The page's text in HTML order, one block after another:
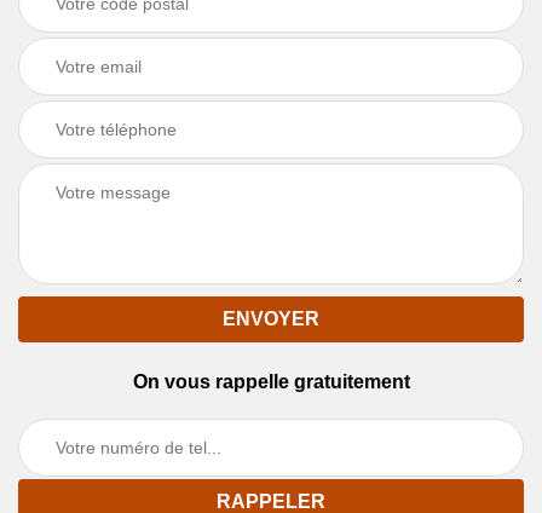
On vous rappelle gratuitement